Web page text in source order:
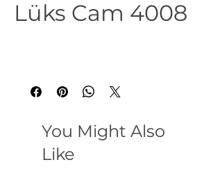
Lüks Cam 4008
You Might Also
Like